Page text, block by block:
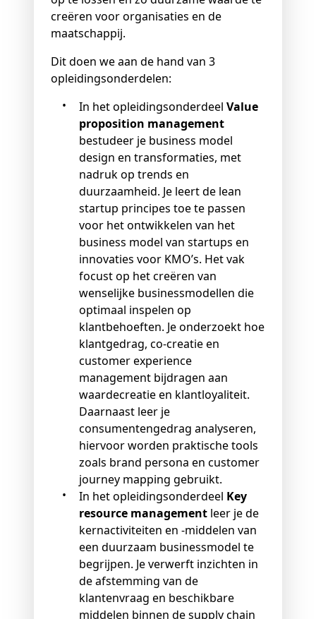
creëren voor organisaties en de
maatschappij.
Dit doen we aan de hand van 3
opleidingsonderdelen:
In het opleidingsonderdeel Value
proposition management
bestudeer je business model
design en transformaties, met
nadruk op trends en
duurzaamheid. Je leert de lean
startup principes toe te passen
voor het ontwikkelen van het
business model van startups en
innovaties voor KMO’s. Het vak
focust op het creëren van
wenselijke businessmodellen die
optimaal inspelen op
klantbehoeften. Je onderzoekt hoe
klantgedrag, co-creatie en
customer experience
management bijdragen aan
waardecreatie en klantloyaliteit.
Daarnaast leer je
consumentengedrag analyseren,
hiervoor worden praktische tools
zoals brand persona en customer
journey mapping gebruikt.
In het opleidingsonderdeel Key
resource management leer je de
kernactiviteiten en -middelen van
een duurzaam businessmodel te
begrijpen. Je verwerft inzichten in
de afstemming van de
klantenvraag en beschikbare
middelen binnen de supply chain